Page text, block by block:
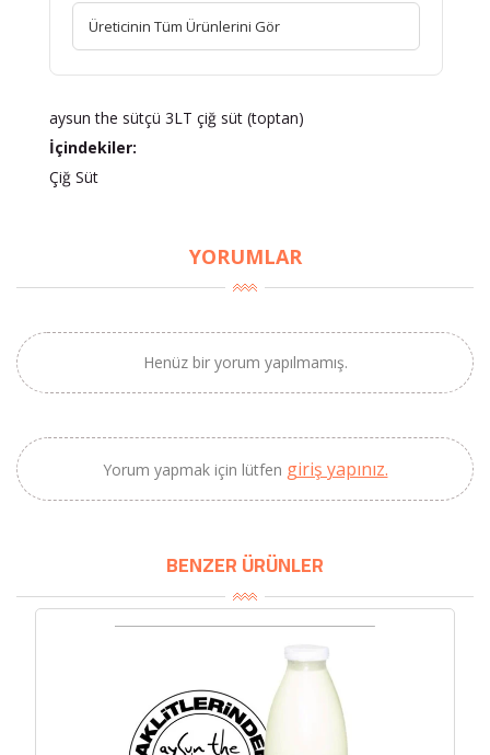
Üreticinin Tüm Ürünlerini Gör
aysun the sütçü 3LT çiğ süt (toptan)
İçindekiler:
Çiğ Süt
YORUMLAR
Henüz bir yorum yapılmamış.
Yorum yapmak için lütfen giriş yapınız.
BENZER ÜRÜNLER
BU HAFTANIN PLANLI İNDİRİMİ
2690,00 TL
Kaan Olgun Hasat
Naturel Sızma
Zeytinyağı (5lt, Soğuk
Sıkım) - Bilgem
Zeytincilik